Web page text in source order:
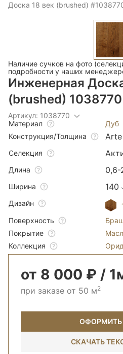
Доска 18 век (brushed)
Наличие сучков на фото
подробности у наших
Инженерная
(brushed) 1038770
Артикул: 1038770
Материал
Дуб
Конструкция/Толщина
Селекция
Длина 0,6-
Ширина 140
Дизайн
Поверхность
Покрытие
Коллекция
от 8 000 ₽ /
при заказе от 50 м2
ОФОРМИТЬ
СКАЧАТЬ